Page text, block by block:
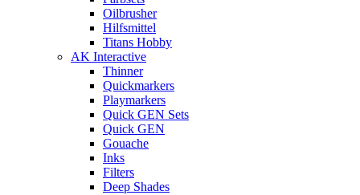
Oilbrusher
Hilfsmittel
Titans Hobby
AK Interactive
Thinner
Quickmarkers
Playmarkers
Quick GEN Sets
Quick GEN
Gouache
Inks
Filters
Deep Shades